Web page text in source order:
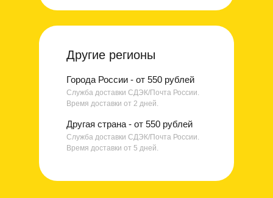
Другие регионы
Города России - от 550 рублей
Служба доставки СДЭК/Почта России.
Время доставки от 2 дней.
Другая страна - от 550 рублей
Служба доставки СДЭК/Почта России.
Время доставки от 5 дней.